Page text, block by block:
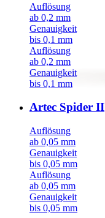
Auflösung
ab 0,2 mm
Genauigkeit
bis 0,1 mm
Auflösung
ab 0,2 mm
Genauigkeit
bis 0,1 mm
Artec Spider II
Auflösung
ab 0,05 mm
Genauigkeit
bis 0,05 mm
Auflösung
ab 0,05 mm
Genauigkeit
bis 0,05 mm